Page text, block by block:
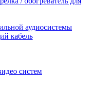
аудиосистемы
кабель
систем